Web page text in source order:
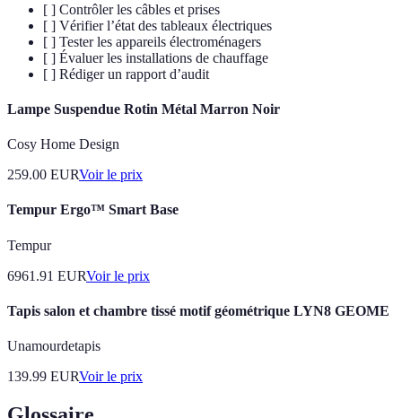
[ ] Contrôler les câbles et prises
[ ] Vérifier l’état des tableaux électriques
[ ] Tester les appareils électroménagers
[ ] Évaluer les installations de chauffage
[ ] Rédiger un rapport d’audit
Lampe Suspendue Rotin Métal Marron Noir
Cosy Home Design
259.00 EURVoir le prix
Tempur Ergo™ Smart Base
Tempur
6961.91 EURVoir le prix
Tapis salon et chambre tissé motif géométrique LYN8 GEOME
Unamourdetapis
139.99 EURVoir le prix